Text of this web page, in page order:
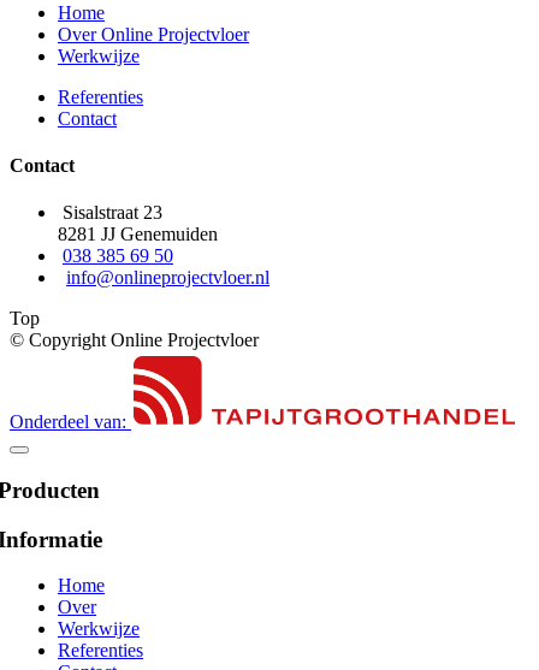
Home
Over Online Projectvloer
Werkwijze
Referenties
Contact
Contact
Sisalstraat 23
8281 JJ Genemuiden
038 385 69 50
info@onlineprojectvloer.nl
Top
© Copyright Online Projectvloer
Onderdeel van:
Home
Over
Werkwijze
Referenties